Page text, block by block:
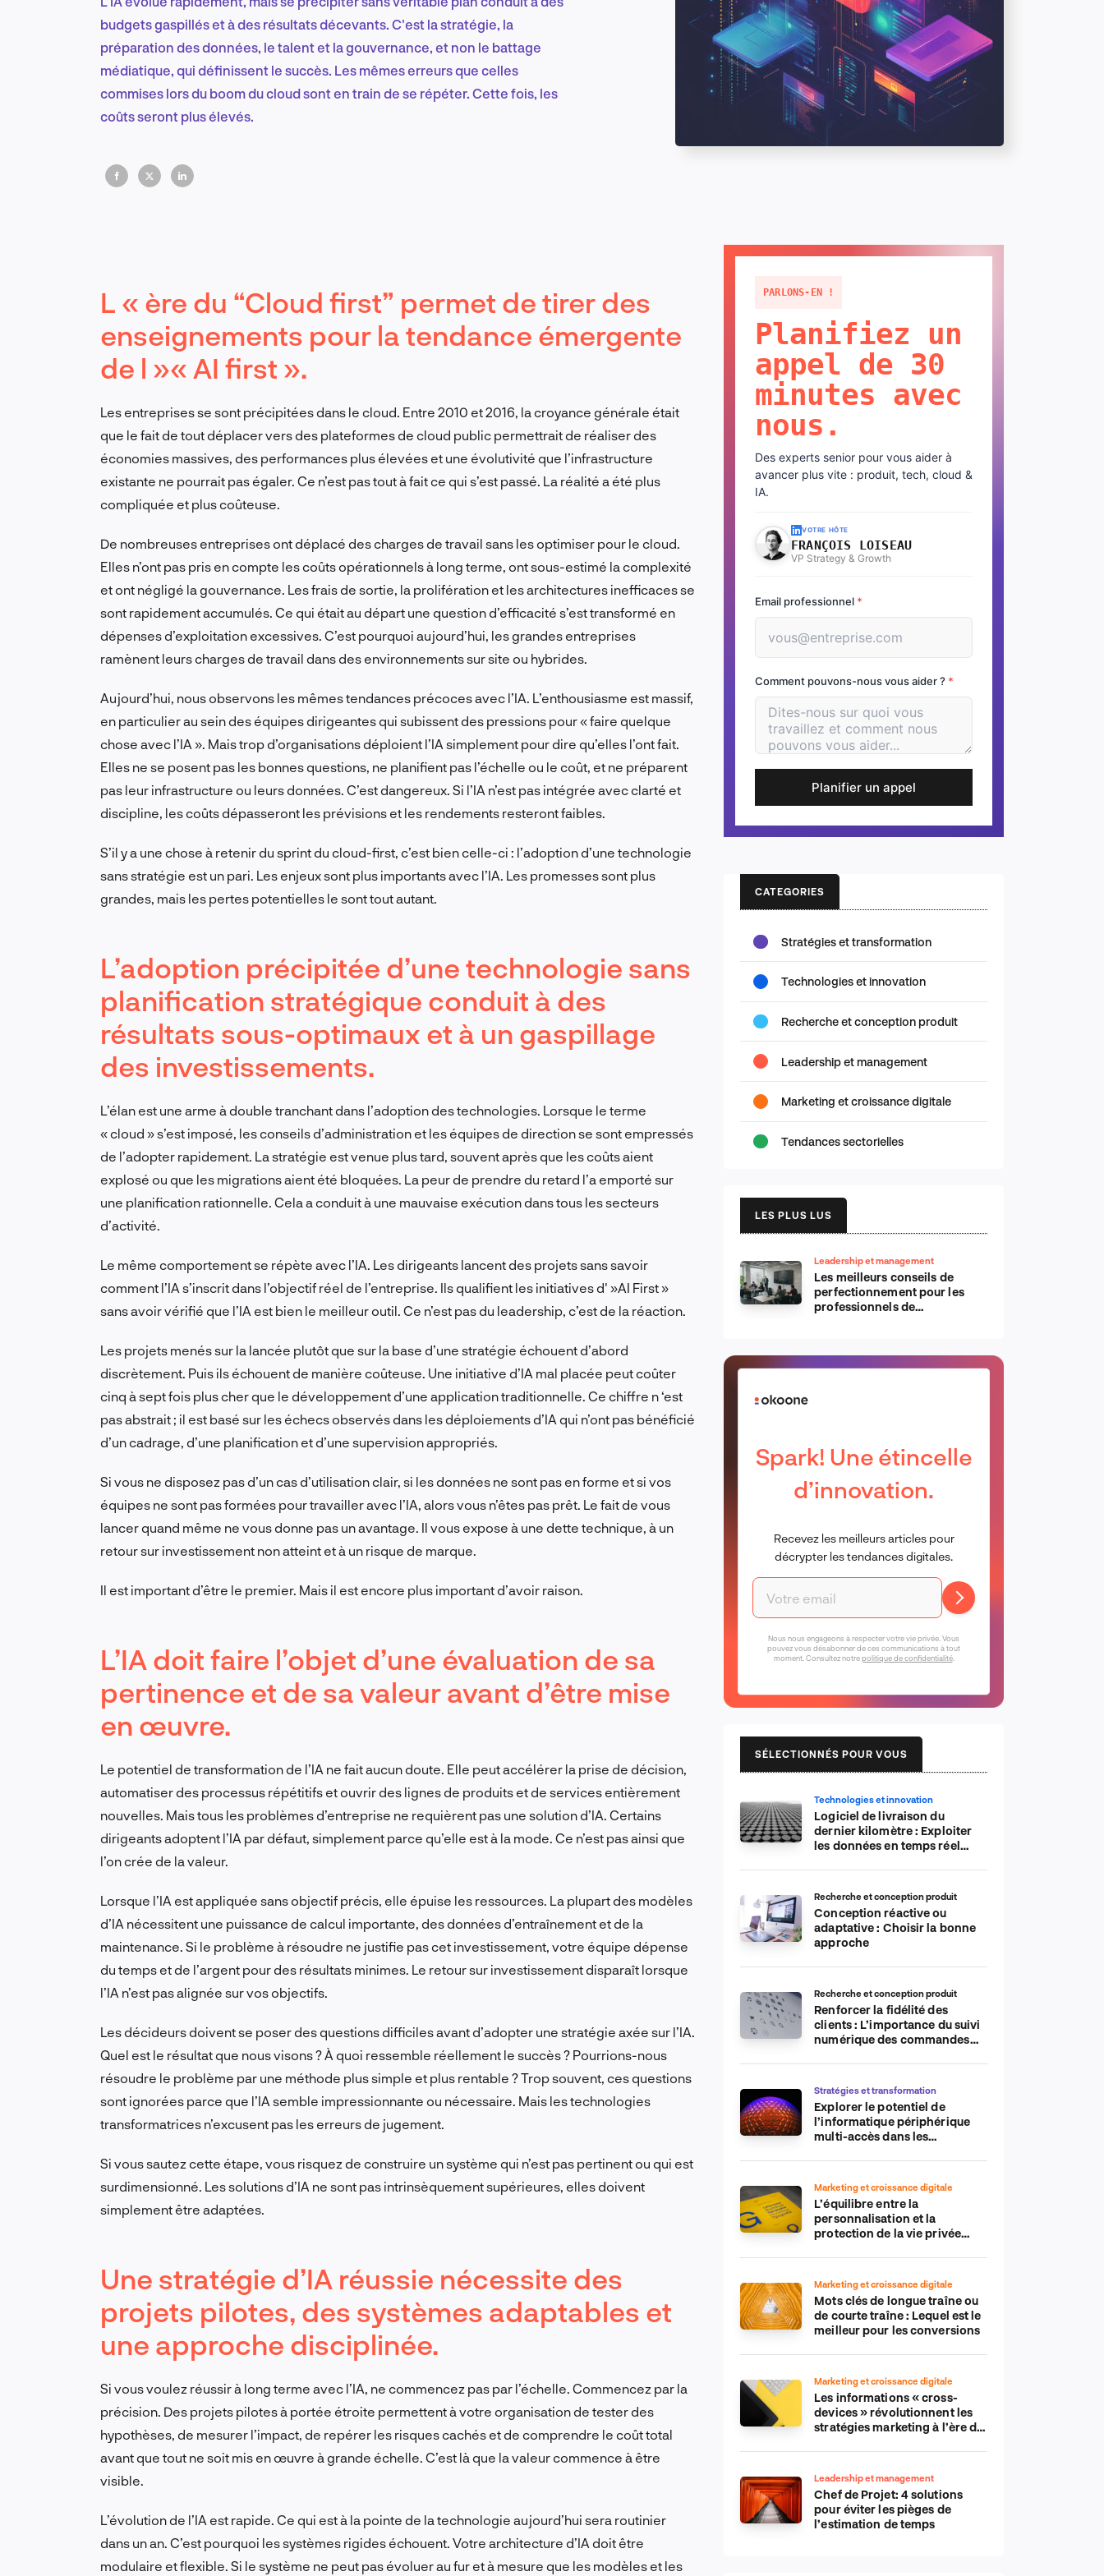
Marketing et croissance digitale
Recherche et conception produit
EN
budgets gaspillés et à des résultats décevants. C'est la stratégie, la
préparation des données, le talent et la gouvernance, et non le battage
médiatique, qui définissent le succès. Les mêmes erreurs que celles
commises lors du boom du cloud sont en train de se répéter. Cette fois, les
coûts seront plus élevés.
L « ère du “Cloud first” permet de tirer des
enseignements pour la tendance émergente
de l »« AI first ».
Les entreprises se sont précipitées dans le cloud. Entre 2010 et 2016, la croyance générale était
que le fait de tout déplacer vers des plateformes de cloud public permettrait de réaliser des
économies massives, des performances plus élevées et une évolutivité que l’infrastructure
existante ne pourrait pas égaler. Ce n’est pas tout à fait ce qui s’est passé. La réalité a été plus
compliquée et plus coûteuse.
De nombreuses entreprises ont déplacé des charges de travail sans les optimiser pour le cloud.
Elles n’ont pas pris en compte les coûts opérationnels à long terme, ont sous-estimé la complexité
et ont négligé la gouvernance. Les frais de sortie, la prolifération et les architectures inefficaces se
sont rapidement accumulés. Ce qui était au départ une question d’efficacité s’est transformé en
dépenses d’exploitation excessives. C’est pourquoi aujourd’hui, les grandes entreprises
ramènent leurs charges de travail dans des environnements sur site ou hybrides.
Aujourd’hui, nous observons les mêmes tendances précoces avec l’IA. L’enthousiasme est massif,
en particulier au sein des équipes dirigeantes qui subissent des pressions pour « faire quelque
chose avec l’IA ». Mais trop d’organisations déploient l’IA simplement pour dire qu’elles l’ont fait.
Elles ne se posent pas les bonnes questions, ne planifient pas l’échelle ou le coût, et ne préparent
pas leur infrastructure ou leurs données. C’est dangereux. Si l’IA n’est pas intégrée avec clarté et
discipline, les coûts dépasseront les prévisions et les rendements resteront faibles.
S’il y a une chose à retenir du sprint du cloud-first, c’est bien celle-ci : l’adoption d’une technologie
sans stratégie est un pari. Les enjeux sont plus importants avec l’IA. Les promesses sont plus
grandes, mais les pertes potentielles le sont tout autant.
L’adoption précipitée d’une technologie sans
planification stratégique conduit à des
résultats sous-optimaux et à un gaspillage
des investissements.
L’élan est une arme à double tranchant dans l’adoption des technologies. Lorsque le terme
« cloud » s’est imposé, les conseils d’administration et les équipes de direction se sont empressés
de l’adopter rapidement. La stratégie est venue plus tard, souvent après que les coûts aient
explosé ou que les migrations aient été bloquées. La peur de prendre du retard l’a emporté sur
une planification rationnelle. Cela a conduit à une mauvaise exécution dans tous les secteurs
d’activité.
Le même comportement se répète avec l’IA. Les dirigeants lancent des projets sans savoir
comment l’IA s’inscrit dans l’objectif réel de l’entreprise. Ils qualifient les initiatives d' »AI First »
sans avoir vérifié que l’IA est bien le meilleur outil. Ce n’est pas du leadership, c’est de la réaction.
Les projets menés sur la lancée plutôt que sur la base d’une stratégie échouent d’abord
discrètement. Puis ils échouent de manière coûteuse. Une initiative d’IA mal placée peut coûter
cinq à sept fois plus cher que le développement d’une application traditionnelle. Ce chiffre n‘est
pasabstrait ; il est basé sur les échecs observés dans les déploiements d’IA qui n’ont pas bénéficié
d’un cadrage, d’une planification et d’une supervision appropriés.
Si vous ne disposez pas d’un cas d’utilisation clair, si les données ne sont pas en forme et si vos
équipes ne sont pasformées pour travailler avec l’IA, alors vous n’êtes pas prêt. Le fait de vous
lancer quand même ne vous donne pas un avantage. Il vous expose à une dette technique, à un
retour sur investissement non atteint et à un risque de marque.
Il est important d’être le premier. Mais il est encore plus important d’avoir raison.
L’IA doit faire l’objet d’une évaluation de sa
pertinence et de sa valeur avant d’être mise
en œuvre.
Le potentiel de transformation de l’IA ne fait aucun doute. Elle peut accélérer la prise de décision,
automatiser des processus répétitifs et ouvrir des lignes de produits et de services entièrement
nouvelles. Mais tous les problèmes d’entreprise ne requièrent pas une solution d’IA. Certains
dirigeants adoptent l’IA par défaut, simplement parce qu’elle est à la mode. Ce n’est pasainsi que
l’on crée de la valeur.
Lorsque l’IA est appliquée sans objectif précis, elle épuise les ressources. La plupart des modèles
d’IA nécessitent une puissance de calcul importante, des données d’entraînement et de la
maintenance. Si le problème à résoudre ne justifie pas cet investissement, votre équipe dépense
du temps et de l’argent pour des résultats minimes. Le retour sur investissement disparaît lorsque
l’IA n’est pas alignée sur vos objectifs.
Les décideurs doivent se poser des questions difficiles avant d’adopter une stratégie axée sur l’IA.
Quel est le résultat que nous visons ? À quoi ressemble réellement le succès ? Pourrions-nous
résoudre le problème par une méthode plus simple et plus rentable ? Trop souvent, ces questions
sont ignorées parce que l’IA semble impressionnante ou nécessaire. Mais les technologies
transformatrices n’excusent pas les erreurs de jugement.
Si vous sautez cette étape, vous risquez de construire un système qui n’est pas pertinent ou qui est
surdimensionné. Les solutions d’IA ne sont pas intrinsèquement supérieures, elles doivent
simplement être adaptées.
Une stratégie d’IA réussie nécessite des
projets pilotes, des systèmes adaptables et
une approche disciplinée.
Si vous voulez réussir à long terme avec l’IA, ne commencez pas par l’échelle. Commencez par la
précision. Des projets pilotes à portée étroite permettent à votre organisation de tester des
hypothèses, de mesurer l’impact, de repérer les risques cachés et de comprendre le coût total
avant que tout ne soit mis en œuvre à grande échelle. C’est là que la valeur commence à être
visible.
L’évolution de l’IA est rapide. Ce qui est à la pointe de la technologie aujourd’hui sera routinier
dans un an. C’est pourquoi les systèmes rigides échouent. Votre architecture d’IA doit être
modulaire et flexible. Si le système ne peut pas évoluer au fur et à mesure que les modèles et les
PARLONS-EN !
Planifiez un
appel de 30
minutes avec
nous.
Des experts senior pour vous aider à
avancer plus vite : produit, tech, cloud &
IA.
VOTRE HÔTE
FRANÇOIS LOISEAU
VP Strategy & Growth
Email professionnel *
Comment pouvons-nous vous aider ? *
Planifier un appel
CATEGORIES
Stratégies et transformation
Technologies et innovation
Recherche et conception produit
Leadership et management
Marketing et croissance digitale
Tendances sectorielles
LES PLUS LUS
Leadership et management
Les meilleurs conseils de
perfectionnement pour les
professionnels de
Spark! Une étincelle
d’innovation.
Recevez les meilleurs articles pour
décrypter les tendances digitales.
Nous nous engageons à respecter votre vie privée. Vous
pouvez vous désabonner de ces communications à tout
moment. Consultez notrepolitique de confidentialité.
SÉLECTIONNÉS POUR VOUS
Technologies et innovation
Logiciel de livraison du
dernier kilomètre : Exploiter
les données en temps réel
Recherche et conception produit
Conception réactive ou
adaptative : Choisir la bonne
approche
Recherche et conception produit
Renforcer la fidélité des
clients : L’importance du suivi
numérique des commandes
commerce électronique
Stratégies et transformation
Explorer le potentiel de
l’informatique périphérique
multi-accès dans les
Marketing et croissance digitale
L’équilibre entre la
personnalisation et la
protection de la vie privée
Marketing et croissance digitale
Mots clés de longue traîne ou
de courte traîne : Lequel est le
meilleur pour les conversions
Marketing et croissance digitale
Les informations « cross-
devices » révolutionnent les
stratégies marketing à l’ère du
Leadership et management
Chef de Projet: 4 solutions
pour éviter les pièges de
l’estimation de temps